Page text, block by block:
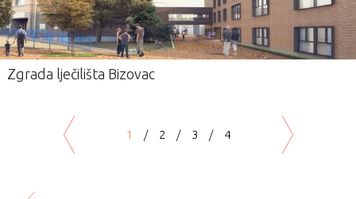
Zgrada lječilišta Bizovac
1 / 2 / 3 / 4